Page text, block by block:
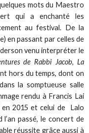
mots du Maestro
qui a enchanté les
au festival. De la
en passant par celles de
venu interpréter le
de Rabbi Jacob, La
hors du temps, dont on
la somptueuse salle
rendu à Francis Lai
en 2015 et celui de Lalo
passé, le concert de
réussite grâce aussi à